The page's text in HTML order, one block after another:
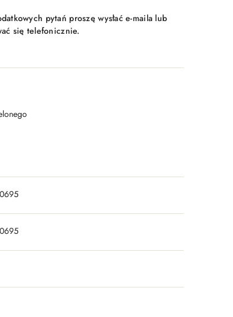
pytań proszę wysłać e-maila lub
się telefonicznie.